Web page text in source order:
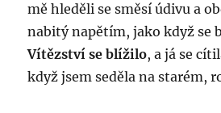
mě hleděli se směsí údivu a
nabitý napětím, jako když se
Vítězství se blížilo, a já se
když jsem seděla na starém,